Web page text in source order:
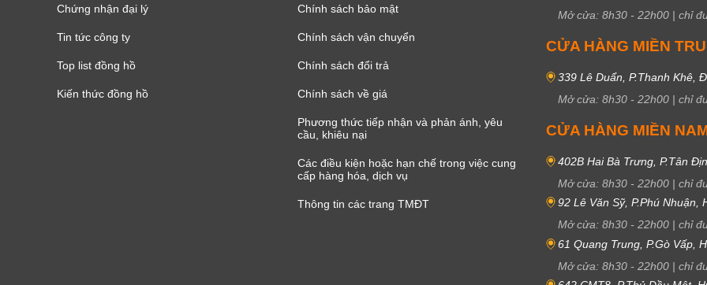
Chứng nhận đại lý
Tin tức công ty
Top list đồng hồ
Kiến thức đồng hồ
Chính sách bảo mật
Chính sách vận chuyển
Chính sách đổi trả
Chính sách về giá
Phương thức tiếp nhận và phản ánh, yêu
cầu, khiêu nại
Các điều kiện hoặc hạn chế trong việc cung
cấp hàng hóa, dịch vụ
Thông tin các trang TMĐT
Mở cửa: 8h30 - 22h00 | chỉ
CỬA HÀNG MIỀN
339 Lê Duẩn, P.Thanh Khê,
Mở cửa: 8h30 - 22h00 | chỉ
CỬA HÀNG MIỀN
402B Hai Bà Trưng, P.Tân
Mở cửa: 8h30 - 22h00 | chỉ
92 Lê Văn Sỹ, P.Phú Nhuận,
Mở cửa: 8h30 - 22h00 | chỉ
61 Quang Trung, P.Gò Vấp,
Mở cửa: 8h30 - 22h00 | chỉ